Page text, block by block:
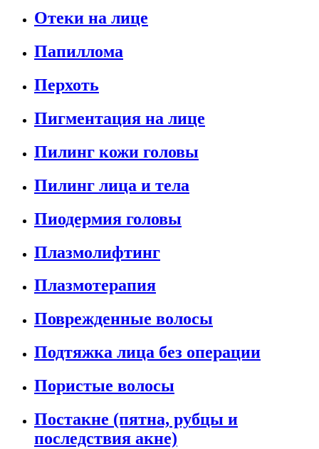
Отеки на лице
Папиллома
Перхоть
Пигментация на лице
Пилинг кожи головы
Пилинг лица и тела
Пиодермия головы
Плазмолифтинг
Плазмотерапия
Поврежденные волосы
Подтяжка лица без операции
Пористые волосы
Постакне (пятна, рубцы и
последствия акне)